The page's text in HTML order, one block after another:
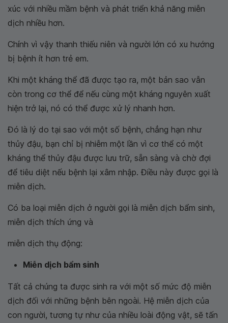
xúc với nhiều mầm bệnh và phát triển khả năng miễn
dịch nhiều hơn.
Chính vì vậy thanh thiếu niên và người lớn có xu hướng
bị bệnh ít hơn trẻ em.
Khi một kháng thể đã được tạo ra, một bản sao vẫn
còn trong cơ thể để nếu cùng một kháng nguyên xuất
hiện trở lại, nó có thể được xử lý nhanh hơn.
Đó là lý do tại sao với một số bệnh, chẳng hạn như
thủy đậu, bạn chỉ bị nhiễm một lần vì cơ thể có một
kháng thể thủy đậu được lưu trữ, sẵn sàng và chờ đợi
để tiêu diệt nếu bệnh lại xâm nhập. Điều này được gọi là
miễn dịch.
Có ba loại miễn dịch ở người gọi là miễn dịch bẩm sinh,
miễn dịch thích ứng và
miễn dịch thụ động:
Miễn dịch bẩm sinh
Tất cả chúng ta được sinh ra với một số mức độ miễn
dịch đối với những bệnh bên ngoài. Hệ miễn dịch của
con người, tương tự như của nhiều loài động vật, sẽ tấn